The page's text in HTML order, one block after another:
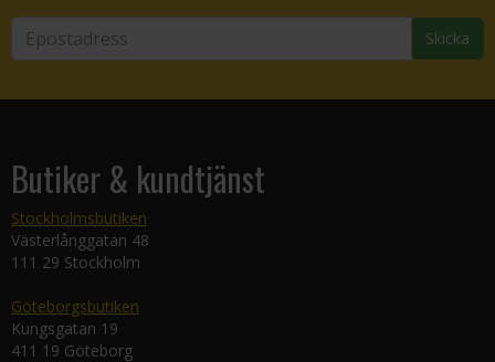
Skicka
Butiker & kundtjänst
Stockholmsbutiken
Västerlånggatan 48
111 29 Stockholm
Göteborgsbutiken
Kungsgatan 19
411 19 Göteborg